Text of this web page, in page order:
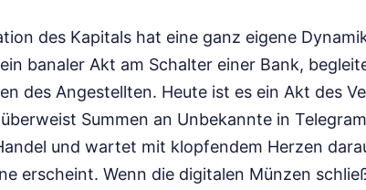
des Kapitals hat eine ganz eigene
banaler Akt am Schalter einer Bank,
des Angestellten. Heute ist es ein Akt des
Summen an Unbekannte in
und wartet mit klopfendem Herzen
erscheint. Wenn die digitalen Münzen